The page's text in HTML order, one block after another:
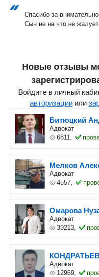
Спасибо за
Сын не на что не
Новые отзывы
Войдите в личный
авторизацииили
Битюцкий
Адвокат
6811,
Мелков
Адвокат
4557,
Омарова
Адвокат
39213,
Адвокат
12969,